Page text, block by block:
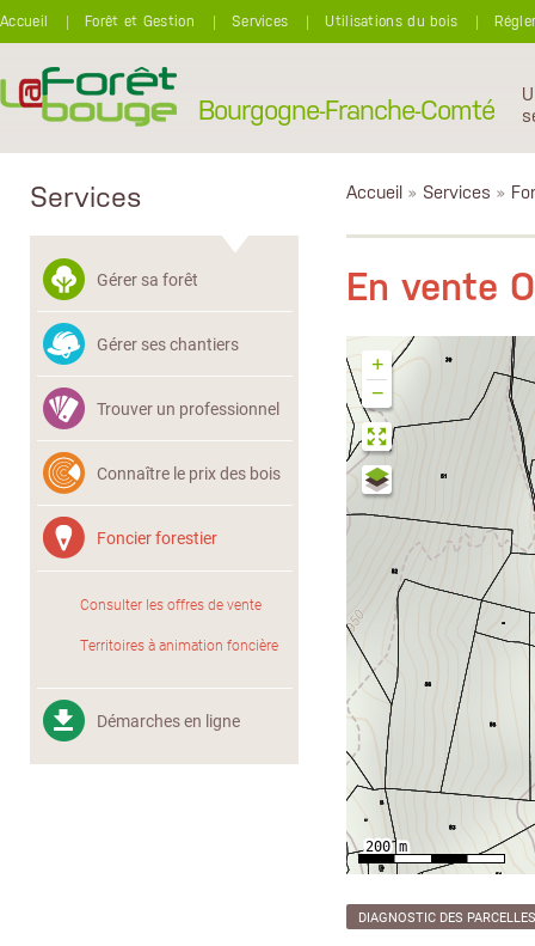
Accueil
Forêt et Gestion Services Utilisations du bois
Bourgogne-Franche-Comté
Services
Gérer sa forêt
Gérer ses chantiers
Trouver un professionnel
Connaître le prix des bois
Foncier forestier
Consulter les offres de vente
Territoires à animation foncière
Démarches en ligne
Accueil » Services »
En vente
+
−
DIAGNOSTIC DES PARCELLES